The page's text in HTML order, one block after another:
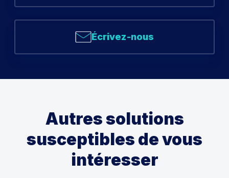
Écrivez-nous
Autres solutions
susceptibles de vous
intéresser